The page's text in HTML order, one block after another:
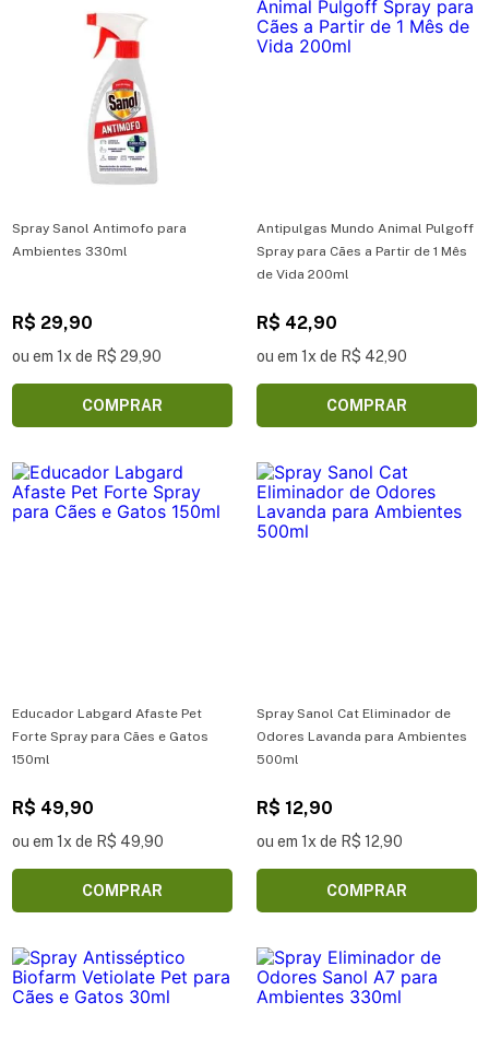
Spray Sanol Antimofo para
Ambientes 330ml
R$ 29,90
ou em 1x de R$ 29,90
COMPRAR
Antipulgas Mundo Animal Pulgoff
Spray para Cães a Partir de 1 Mês
de Vida 200ml
R$ 42,90
ou em 1x de R$ 42,90
COMPRAR
Educador Labgard Afaste Pet
Forte Spray para Cães e Gatos
150ml
R$ 49,90
ou em 1x de R$ 49,90
COMPRAR
Spray Sanol Cat Eliminador de
Odores Lavanda para Ambientes
500ml
R$ 12,90
ou em 1x de R$ 12,90
COMPRAR